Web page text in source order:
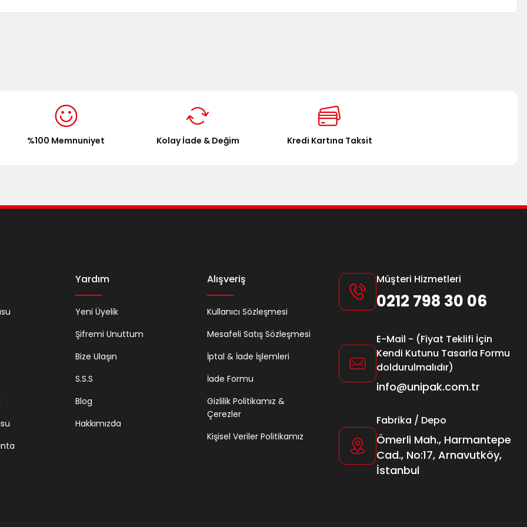
%100 Memnuniyet Kolay İade & Değim Kredi Kartına Taksit
Yardım
Yeni Üyelik
Şifremi Unuttum
Bize Ulaşın
S.S.S
Blog
Hakkımızda
Alışveriş
Kullanıcı Sözleşmesi
Mesafeli Satış Sözleşmesi
İptal & İade İşlemleri
İade Formu
Gizlilik Politikamız &
Çerezler
Kişisel Veriler Politikamız
Müşteri Hizmetleri
0212 798 30 06
E-Mail - (Fiyat Teklifi İçin
Kendi Kutunu Tasarla Formu
doldurulmalıdır)
info@unipak.com.tr
Fabrika / Depo
Ömerli Mah., Harmantepe
Cad., No:17, Arnavutköy,
İstanbul